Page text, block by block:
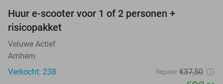
Huur e-scooter voor 1 of 2 personen +
risicopakket
Veluwe Actief
Arnhem
Verkocht: 238
Regulier €37,50